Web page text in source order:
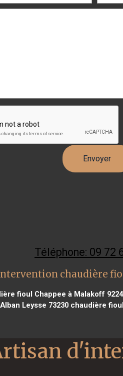
Téléphone: 09 72
chaudière
fioul Chappee à Malakoff
Leysse 73230chaudière fioul